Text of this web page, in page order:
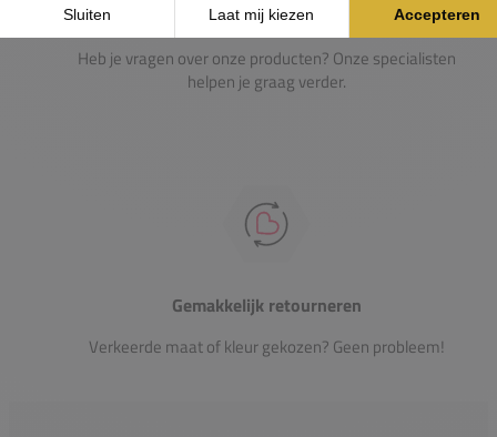
Passie voor de sport
Heb je vragen over onze producten? Onze specialisten
helpen je graag verder.
Gemakkelijk retourneren
Verkeerde maat of kleur gekozen? Geen probleem!